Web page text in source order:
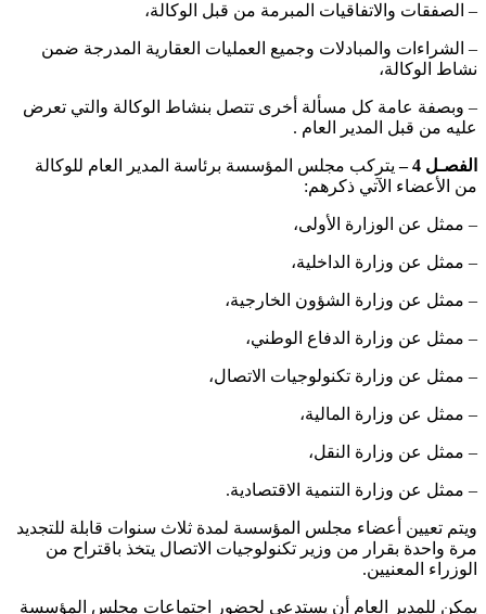
– الصفقات والاتفاقيات المبرمة من قبل الوكالة،
– الشراءات والمبادلات وجميع العمليات العقارية المدرجة ضمن
نشاط الوكالة،
– وبصفة عامة كل مسألة أخرى تتصل بنشاط الوكالة والتي تعرض
عليه من قبل المدير العام .
الفصـل 4 –
يتركب مجلس المؤسسة برئاسة المدير العام للوكالة
من الأعضاء الآتي ذكرهم:
– ممثل عن الوزارة الأولى،
– ممثل عن وزارة الداخلية،
– ممثل عن وزارة الشؤون الخارجية،
– ممثل عن وزارة الدفاع الوطني،
– ممثل عن وزارة تكنولوجيات الاتصال،
– ممثل عن وزارة المالية،
– ممثل عن وزارة النقل،
– ممثل عن وزارة التنمية الاقتصادية.
ويتم تعيين أعضاء مجلس المؤسسة لمدة ثلاث سنوات قابلة للتجديد
مرة واحدة بقرار من وزير تكنولوجيات الاتصال يتخذ باقتراح من
الوزراء المعنيين.
يمكن للمدير العام أن يستدعي لحضور اجتماعات مجلس المؤسسة